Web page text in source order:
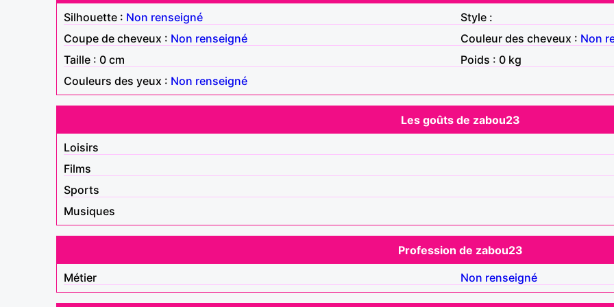
Silhouette : Non renseigné
Style :
Coupe de cheveux : Non renseigné Couleur des cheveux : Non
Taille : 0 cm
Poids : 0 kg
Couleurs des yeux : Non renseigné
Les goûts de zabou23
Loisirs
Films
Sports
Musiques
Profession de zabou23
Métier
Non renseigné